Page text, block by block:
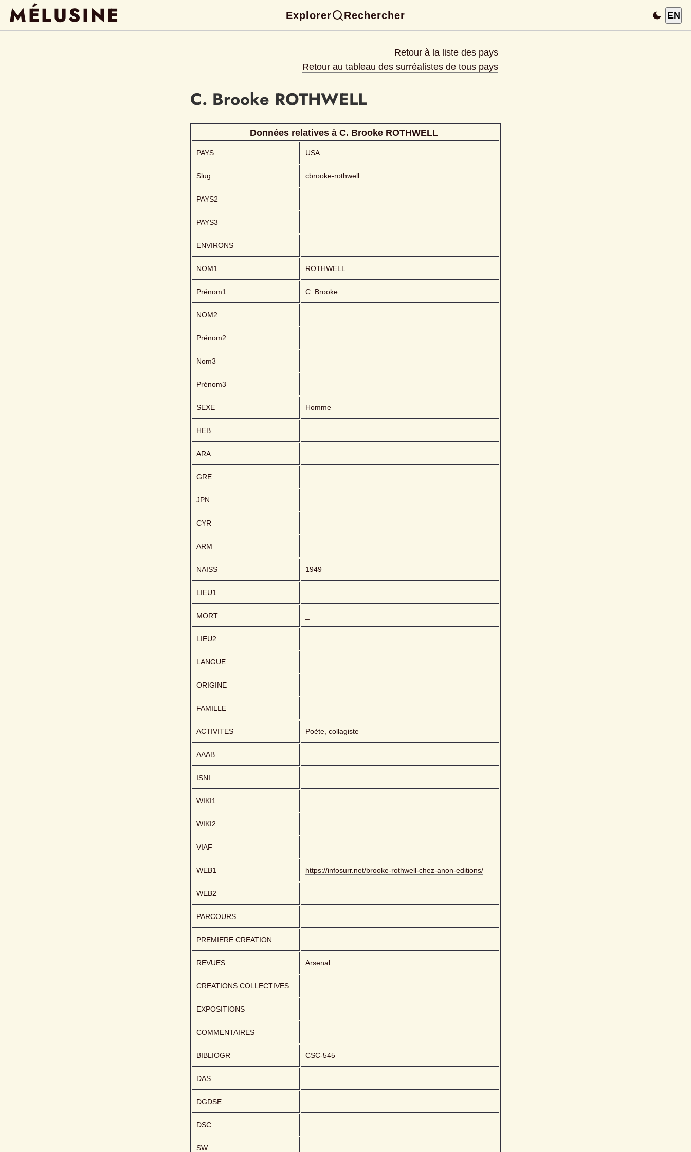
MÉLUSINE Explorer Rechercher EN
Retour à la liste des pays
Retour au tableau des surréalistes de tous pays
C. Brooke ROTHWELL
Données relatives à C. Brooke ROTHWELL
PAYS USA
Slug cbrooke-rothwell
PAYS2
PAYS3
ENVIRONS
NOM1 ROTHWELL
Prénom1 C. Brooke
NOM2
Prénom2
Nom3
Prénom3
SEXE Homme
HEB
ARA
GRE
JPN
CYR
ARM
NAISS 1949
LIEU1
MORT
LIEU2
LANGUE
ORIGINE
FAMILLE
ACTIVITES Poète, collagiste
AAAB
ISNI
WIKI1
WIKI2
VIAF
WEB1 https://infosurr.net/brooke-rothwell-chez-anon-editions/
WEB2
PARCOURS
PREMIERE CREATION
REVUES Arsenal
CREATIONS COLLECTIVES
EXPOSITIONS
COMMENTAIRES
BIBLIOGR CSC-545
DAS
DGDSE
DSC
SW